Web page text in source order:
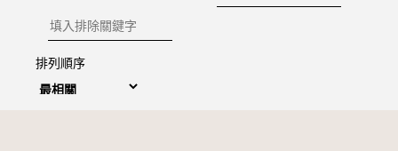
排除關鍵字
排列順序